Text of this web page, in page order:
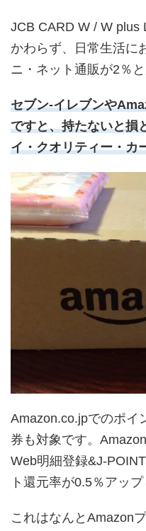
JCB CARD W / W plus
かわらず、日常生活に
ニ・ネット通販が2％
セブン-イレブンや
ですと、持たないと損
イ・クオリティー・カ
Amazon.co.jpでのポイ
券も対象です。
Web明細登録&J-
ト還元率が0.5％アップ
これはなんとAmazon